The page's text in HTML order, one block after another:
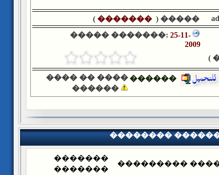
����� (
�������
)
����� �������: 25-11-
2009
���� �� ����
������
������
��������
��������
�������
�������